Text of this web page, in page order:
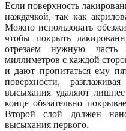
Если поверхность
наждачкой, так как
Можно использовать
чтобы покрыть
отрезаем нужную
миллиметров с каждой
и дают пропитаться ему
поверхности,
высыхания удаляют
конце обязательно
Второй слой должен
высыхания первого.